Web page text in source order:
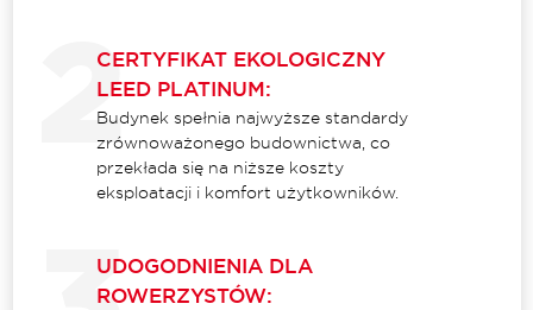
CERTYFIKAT EKOLOGICZNY
LEED PLATINUM:
Budynek spełnia najwyższe standardy
zrównoważonego budownictwa, co
przekłada się na niższe koszty
eksploatacji i komfort użytkowników.
UDOGODNIENIA DLA
ROWERZYSTÓW: